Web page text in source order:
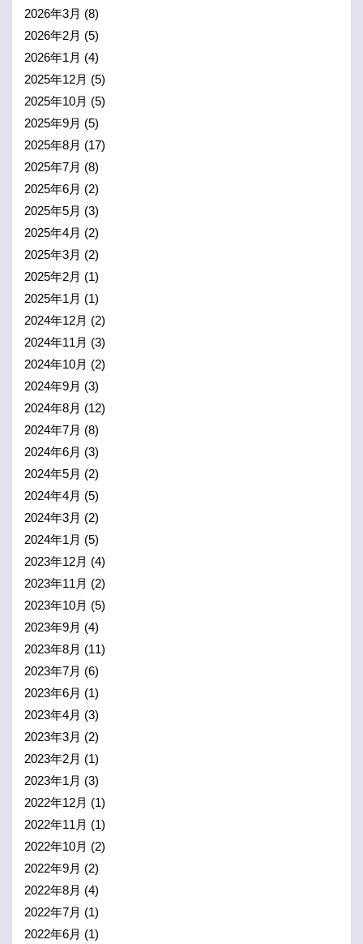
2026年3月 (8)
2026年2月 (5)
2026年1月 (4)
2025年12月 (5)
2025年10月 (5)
2025年9月 (5)
2025年8月 (17)
2025年7月 (8)
2025年6月 (2)
2025年5月 (3)
2025年4月 (2)
2025年3月 (2)
2025年2月 (1)
2025年1月 (1)
2024年12月 (2)
2024年11月 (3)
2024年10月 (2)
2024年9月 (3)
2024年8月 (12)
2024年7月 (8)
2024年6月 (3)
2024年5月 (2)
2024年4月 (5)
2024年3月 (2)
2024年1月 (5)
2023年12月 (4)
2023年11月 (2)
2023年10月 (5)
2023年9月 (4)
2023年8月 (11)
2023年7月 (6)
2023年6月 (1)
2023年4月 (3)
2023年3月 (2)
2023年2月 (1)
2023年1月 (3)
2022年12月 (1)
2022年11月 (1)
2022年10月 (2)
2022年9月 (2)
2022年8月 (4)
2022年7月 (1)
2022年6月 (1)